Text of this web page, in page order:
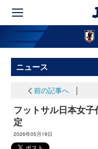
ニュース
前の記事へ
フットサル日本女
定
2026年05月19日